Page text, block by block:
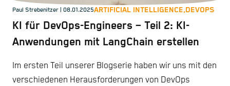
Paul Strebenitzer | 08.01.2025ARTIFICIAL INTELLIGENCE,DEVOPS
KI für DevOps-Engineers – Teil 2: KI-
Anwendungen mit LangChain erstellen
Im ersten Teil unserer Blogserie haben wir uns mit den
verschiedenen Herausforderungen von DevOps